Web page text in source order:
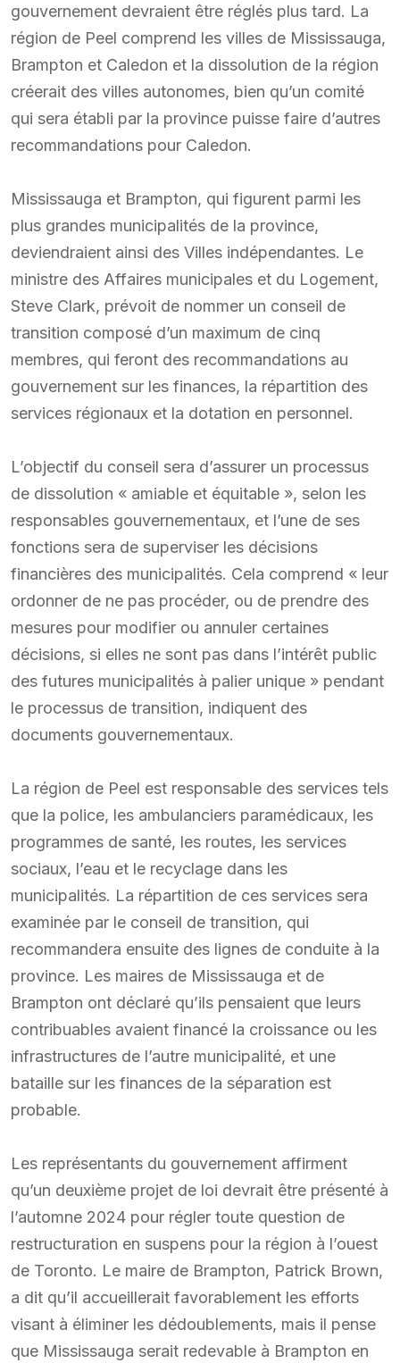
gouvernement devraient être réglés plus tard. La
région de Peel comprend les villes de Mississauga,
Brampton et Caledon et la dissolution de la région
créerait des villes autonomes, bien qu’un comité
qui sera établi par la province puisse faire d’autres
recommandations pour Caledon.
Mississauga et Brampton, qui figurent parmi les
plus grandes municipalités de la province,
deviendraient ainsi des Villes indépendantes. Le
ministre des Affaires municipales et du Logement,
Steve Clark, prévoit de nommer un conseil de
transition composé d’un maximum de cinq
membres, qui feront des recommandations au
gouvernement sur les finances, la répartition des
services régionaux et la dotation en personnel.
L’objectif du conseil sera d’assurer un processus
de dissolution « amiable et équitable », selon les
responsables gouvernementaux, et l’une de ses
fonctions sera de superviser les décisions
financières des municipalités. Cela comprend « leur
ordonner de ne pas procéder, ou de prendre des
mesures pour modifier ou annuler certaines
décisions, si elles ne sont pas dans l’intérêt public
des futures municipalités à palier unique » pendant
le processus de transition, indiquent des
documents gouvernementaux.
La région de Peel est responsable des services tels
que la police, les ambulanciers paramédicaux, les
programmes de santé, les routes, les services
sociaux, l’eau et le recyclage dans les
municipalités. La répartition de ces services sera
examinée par le conseil de transition, qui
recommandera ensuite des lignes de conduite à la
province. Les maires de Mississauga et de
Brampton ont déclaré qu’ils pensaient que leurs
contribuables avaient financé la croissance ou les
infrastructures de l’autre municipalité, et une
bataille sur les finances de la séparation est
probable.
Les représentants du gouvernement affirment
qu’un deuxième projet de loi devrait être présenté à
l’automne 2024 pour régler toute question de
restructuration en suspens pour la région à l’ouest
de Toronto. Le maire de Brampton, Patrick Brown,
a dit qu’il accueillerait favorablement les efforts
visant à éliminer les dédoublements, mais il pense
que Mississauga serait redevable à Brampton en